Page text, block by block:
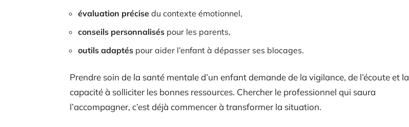
évaluation précise du contexte émotionnel,
conseils personnalisés pour les parents,
outils adaptés pour aider l’enfant à dépasser ses blocages.
Prendre soin de la santé mentale d’un enfant demande de la vigilance, de l’écoute et la
capacité à solliciter les bonnes ressources. Chercher le professionnel qui saura
l’accompagner, c’est déjà commencer à transformer la situation.